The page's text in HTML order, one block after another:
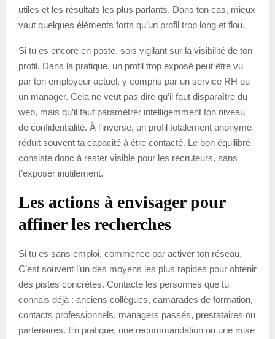
utiles et les résultats les plus parlants. Dans ton cas, mieux
vaut quelques éléments forts qu’un profil trop long et flou.
Si tu es encore en poste, sois vigilant sur la visibilité de ton
profil. Dans la pratique, un profil trop exposé peut être vu
par ton employeur actuel, y compris par un service RH ou
un manager. Cela ne veut pas dire qu’il faut disparaître du
web, mais qu’il faut paramétrer intelligemment ton niveau
de confidentialité. À l’inverse, un profil totalement anonyme
réduit souvent ta capacité à être contacté. Le bon équilibre
consiste donc à rester visible pour les recruteurs, sans
t’exposer inutilement.
Les actions à envisager pour
affiner les recherches
Si tu es sans emploi, commence par activer ton réseau.
C’est souvent l’un des moyens les plus rapides pour obtenir
des pistes concrètes. Contacte les personnes que tu
connais déjà : anciens collègues, camarades de formation,
contacts professionnels, managers passés, prestataires ou
partenaires. En pratique, une recommandation ou une mise